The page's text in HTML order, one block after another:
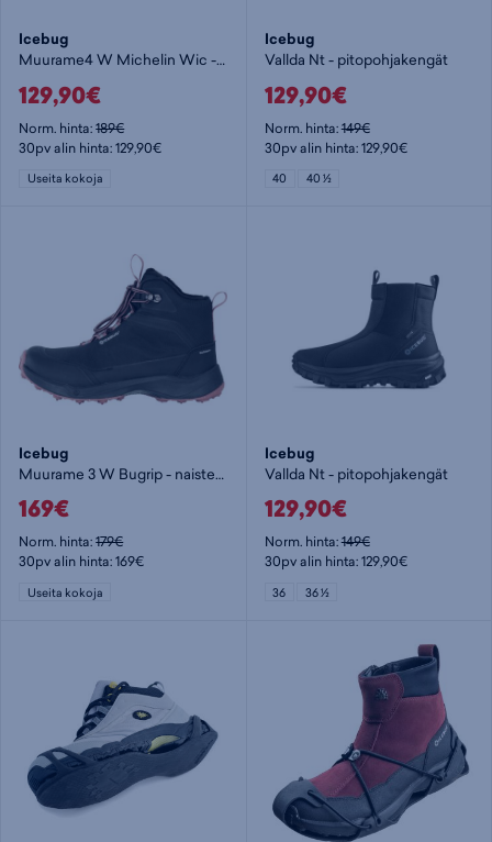
Icebug
Muurame4 W Michelin Wic - naisten pitopohjakengät
129,90€
Norm. hinta:189€
30pv alin hinta: 129,90€
Useita kokoja
Icebug
Vallda Nt - pitopohjakengät
129,90€
Norm. hinta:149€
30pv alin hinta: 129,90€
40 40 ½
Icebug
Muurame 3 W Bugrip - naisten nastakengät
169€
Norm. hinta:179€
30pv alin hinta: 169€
Useita kokoja
Icebug
Vallda Nt - pitopohjakengät
129,90€
Norm. hinta:149€
30pv alin hinta: 129,90€
36 36 ½